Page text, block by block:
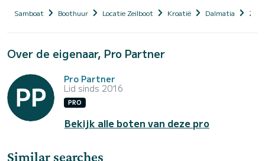
Samboat Boothuur Locatie Zeilboot Kroatië Dalmatia
Over de eigenaar, Pro Partner
Pro Partner
Lid sinds 2016
PRO
Bekijk alle boten van deze pro
Similar searches